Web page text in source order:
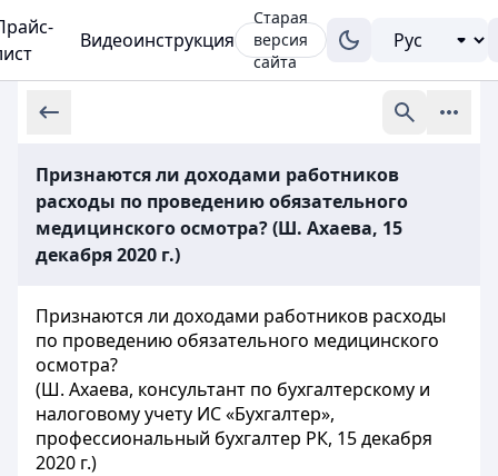
Видеоинструкция
Старая
версия
сайта
Признаются ли доходами работников
расходы по проведению обязательного
медицинского осмотра? (Ш. Ахаева, 15
декабря 2020 г.)
Признаются ли доходами работников расходы
по проведению обязательного медицинского
осмотра?
(Ш. Ахаева, консультант по бухгалтерскому и
налоговому учету ИС «Бухгалтер»,
профессиональный бухгалтер РК, 15 декабря
2020 г.)